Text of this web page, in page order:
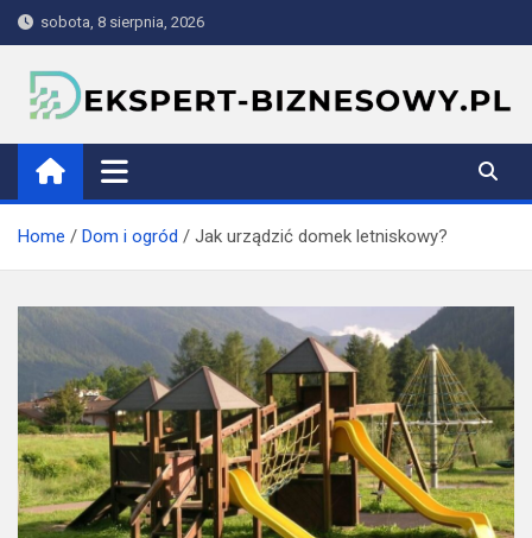
Skip
to
content
sobota, 8 sierpnia, 2026
ekspert-biznesowy.pl
Home Dom i ogród Jak urządzić domek letniskowy?